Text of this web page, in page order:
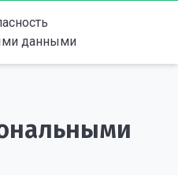
данными